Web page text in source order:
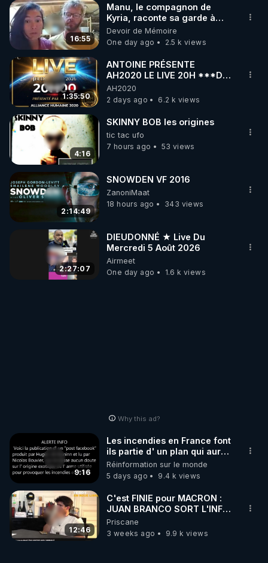
16:55
Manu, le compagnon de
Kyria, raconte sa garde à
vue musclée. PARTAGEZ!
Devoir de Mémoire
One day ago
2.5 k views
1:35:50
ANTOINE PRÉSENTE
AH2020 LE LIVE 20H ***DU
06/08/2026***
AH2020
2 days ago
6.2 k views
4:16
SKINNY BOB les origines
tic tac ufo
7 hours ago
53 views
2:14:49
SNOWDEN VF 2016
ZanoniMaat
18 hours ago
343 views
2:27:07
DIEUDONNÉ ★ Live Du
Mercredi 5 Août 2026
Airmeet
One day ago
1.6 k views
Why this ad?
9:16
Les incendies en France font
ils partie d' un plan qui aurait
débuté le 11 septembre 2001
?
Réinformation sur le monde
5 days ago
9.4 k views
12:46
C'est FINIE pour MACRON :
JUAN BRANCO SORT L'INFO
ULTIME JAMAIS RÉVÈLÉ !les
Priscane
3 weeks ago
9.9 k views